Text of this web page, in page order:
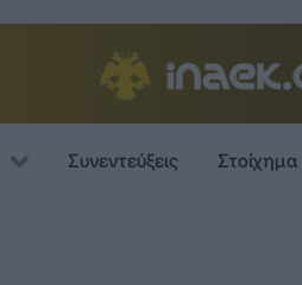
Συνεντεύξεις Στοίχημα